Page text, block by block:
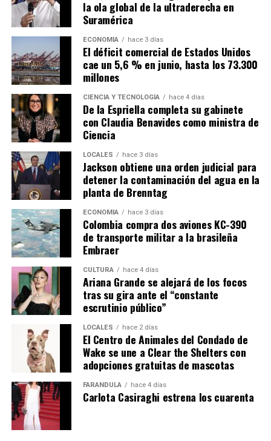
la ola global de la ultraderecha en
Suramérica
ECONOMÍA hace 3 días
El déficit comercial de Estados Unidos
cae un 5,6 % en junio, hasta los 73.300
millones
CIENCIA Y TECNOLOGÍA hace 4 días
De la Espriella completa su gabinete
con Claudia Benavides como ministra de
Ciencia
LOCALES hace 3 días
Jackson obtiene una orden judicial para
detener la contaminación del agua en la
planta de Brenntag
ECONOMÍA hace 3 días
Colombia compra dos aviones KC-390
de transporte militar a la brasileña
Embraer
CULTURA hace 4 días
Ariana Grande se alejará de los focos
tras su gira ante el “constante
escrutinio público”
LOCALES hace 2 días
El Centro de Animales del Condado de
Wake se une a Clear the Shelters con
adopciones gratuitas de mascotas
FARÁNDULA hace 4 días
Carlota Casiraghi estrena los cuarenta